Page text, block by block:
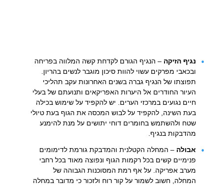
נגיף הזיקה – הנגיף הגורם לקדחת קשה המלווה בפריחה
ובכאבי מפרקים עשוי להוות סיכון מוגבר לנשים בהריון.
תפוצתו של הנגיף גברה בשנים האחרונות עקב תהליכי
העיור החודרים אל היערות האפריקאים ותנועתם של בעלי
חיים נגועים במרכזי הערים. יש להקפיד על שימוש בכילה
בעת השינה, להקפיד על לבוש המכסה את הגוף בעת טיולי
שטח ולהשתמש בחומרים דוחי יתושים על מנת להימנע
מהדבקות בנגיף.
אבולה – המחלה הקטלנית והמדבקת גורמת לדימומים
פנימיים קשים בכל רקמות הגוף ונפוצה מאוד בכל רחבי
מערב אפריקה. על אף רמת המסוכנות הגבוהה של
המחלה, חשוב לשמור על קור רוח ולזכור כי מדובר במחלה